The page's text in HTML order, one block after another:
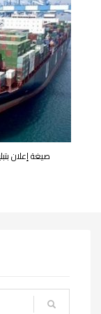
صيغة إعلان